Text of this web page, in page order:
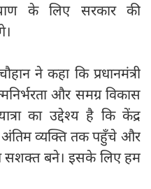
के लिए सरकार की
ने कहा कि प्रधानमंत्री
और समग्र विकास
का उद्देश्य है कि केंद्र
व्यक्ति तक पहुँचे और
सशक्त बने। इसके लिए हम